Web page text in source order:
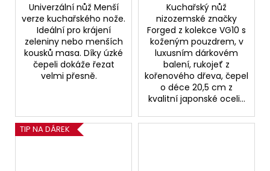
Univerzální nůž Menší
verze kuchařského nože.
Ideální pro krájení
zeleniny nebo menších
kousků masa. Díky úzké
čepeli dokáže řezat
velmi přesně.
Kuchařský nůž
nizozemské značky
Forged z kolekce VG10 s
koženým pouzdrem, v
luxusním dárkovém
balení, rukojeť z
kořenového dřeva, čepel
o déce 20,5 cm z
kvalitní japonské oceli...
TIP NA DÁREK